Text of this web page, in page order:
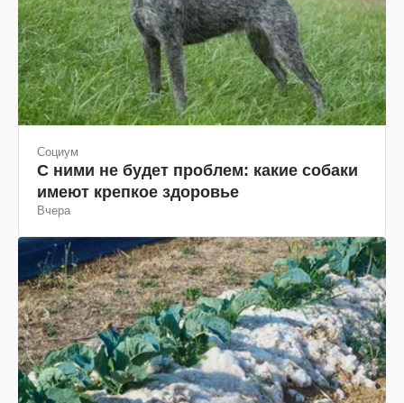
Социум
С ними не будет проблем: какие собаки
имеют крепкое здоровье
Вчера